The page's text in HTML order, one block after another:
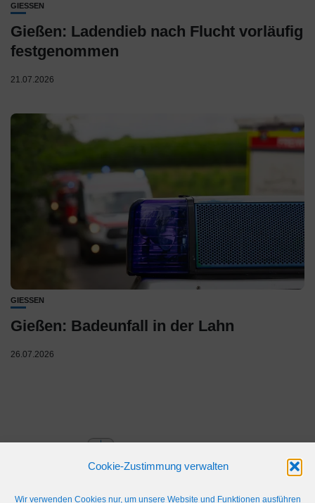
Cookie-Zustimmung verwalten
Wir verwenden Cookies nur, um unsere Website und Funktionen ausführen
GIESSEN
Gießen: Ladendieb nach Flucht vorläufig
festgenommen
21.07.2026
GIESSEN
Gießen: Badeunfall in der Lahn
26.07.2026